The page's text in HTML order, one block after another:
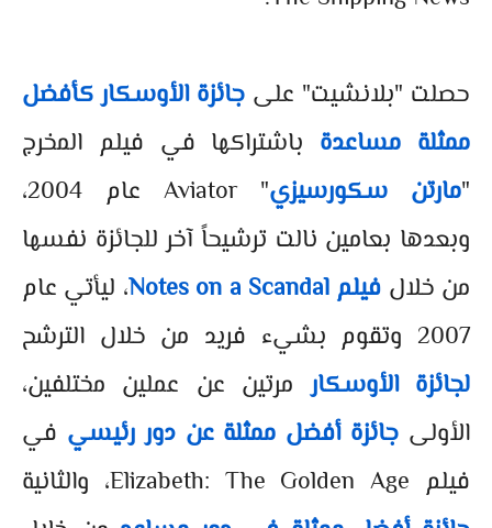
حصلت "بلانشيت" على جائزة الأوسكار كأفضل
ممثلة مساعدة باشتراكها في فيلم المخرج
"مارتن سكورسيزي
" Aviator عام 2004،
وبعدها بعامين نالت ترشيحاً آخر للجائزة نفسها
من خلال فيلم Notes on a Scandal
، ليأتي عام
2007 وتقوم بشيء فريد من خلال الترشح
لجائزة الأوسكارمرتين عن عملين مختلفين،
الأولى جائزة أفضل ممثلة عن دور رئيسي في
فيلم Elizabeth: The Golden Age، والثانية